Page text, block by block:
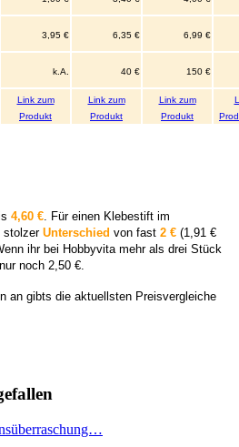
3,95 € 6,35 € 6,99 €
k.A. 40 € 150 €
Link zum
Produkt
Link zum
Produkt
Link zum
Produkt
4,60 € . Für einen Klebestift im
stolzer Unterschied von fast 2 € (1,91 €
ihr bei Hobbyvita mehr als drei Stück
noch 2,50 €.
an gibts die aktuellsten Preisvergleiche